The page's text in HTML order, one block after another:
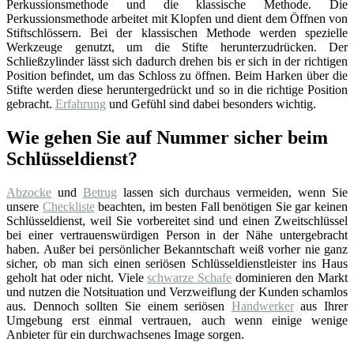
Perkussionsmethode und die klassische Methode. Die
Perkussionsmethode arbeitet mit Klopfen und dient dem Öffnen von
Stiftschlössern. Bei der klassischen Methode werden spezielle
Werkzeuge genutzt, um die Stifte herunterzudrücken. Der
Schließzylinder lässt sich dadurch drehen bis er sich in der richtigen
Position befindet, um das Schloss zu öffnen. Beim Harken über die
Stifte werden diese heruntergedrückt und so in die richtige Position
gebracht. Erfahrung und Gefühl sind dabei besonders wichtig.
Wie gehen Sie auf Nummer sicher beim
Schlüsseldienst?
Abzocke und Betrug lassen sich durchaus vermeiden, wenn Sie
unsere Checklistebeachten, im besten Fall benötigen Sie gar keinen
Schlüsseldienst, weil Sie vorbereitet sind und einen Zweitschlüssel
bei einer vertrauenswürdigen Person in der Nähe untergebracht
haben. Außer bei persönlicher Bekanntschaft weiß vorher nie ganz
sicher, ob man sich einen seriösen Schlüsseldienstleister ins Haus
geholt hat oder nicht. Vieleschwarze Schafe dominieren den Markt
und nutzen die Notsituation und Verzweiflung der Kunden schamlos
aus. Dennoch sollten Sie einem seriösen Handwerkeraus Ihrer
Umgebung erst einmal vertrauen, auch wenn einige wenige
Anbieter für ein durchwachsenes Image sorgen.